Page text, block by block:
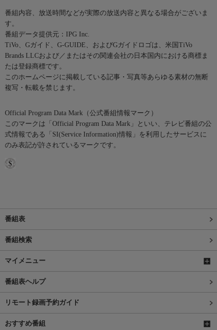
番組内容、放送時間などが実際の放送内容と異なる場合がございま
す。
番組データ提供元：IPG Inc.
TiVo、Gガイド、G-GUIDE、およびGガイドロゴは、米国TiVo
Brands LLCおよび／またはその関連会社の日本国内における商標ま
たは登録商標です。
このホームページに掲載している記事・写真等あらゆる素材の無断
複写・転載を禁じます。
Official Program Data Mark（公式番組情報マーク）
このマークは「Official Program Data Mark」といい、テレビ番組の公
式情報である「SI(Service Information)情報」を利用したサービスに
のみ表記が許されているマークです。
番組表
番組検索
マイメニュー
番組表ヘルプ
リモート録画予約ガイド
おすすめ番組